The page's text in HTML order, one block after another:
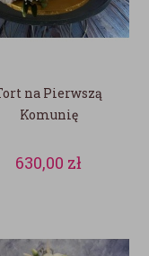
na Pierwszą
Komunię
630,00 zł